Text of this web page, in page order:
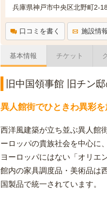
兵庫県神戸市中央区北野町2-
口コミを書く 施設情
基本情報 チケット
旧中国領事館 旧チン
異人館街でひときわ異彩
西洋風建築が立ち並ぶ異人館
ーロッパの貴族社会を中心に
ヨーロッパにはない「オリエ
館内の家具調度品・美術品は
国製品で統一されています。